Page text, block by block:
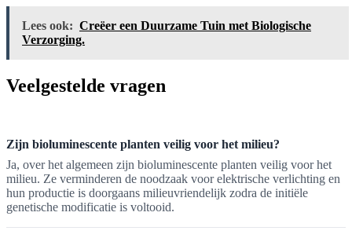
Lees ook: Creëer een Duurzame Tuin met Biologische
Verzorging.
Veelgestelde vragen
Zijn bioluminescente planten veilig voor het milieu?
Ja, over het algemeen zijn bioluminescente planten veilig voor het
milieu. Ze verminderen de noodzaak voor elektrische verlichting en
hun productie is doorgaans milieuvriendelijk zodra de initiële
genetische modificatie is voltooid.